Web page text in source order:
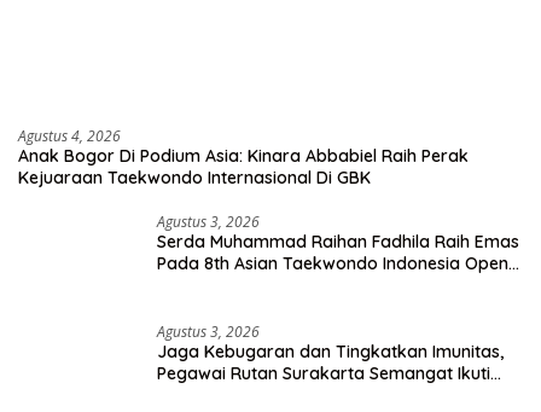
Agustus 4, 2026
Anak Bogor Di Podium Asia: Kinara Abbabiel Raih Perak
Kejuaraan Taekwondo Internasional Di GBK
Agustus 3, 2026
Serda Muhammad Raihan Fadhila Raih Emas
Pada 8th Asian Taekwondo Indonesia Open
Agustus 3, 2026
Jaga Kebugaran dan Tingkatkan Imunitas,
Pegawai Rutan Surakarta Semangat Ikuti